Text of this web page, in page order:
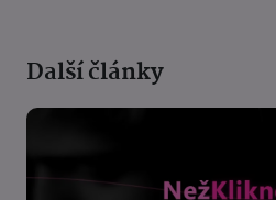
Další články